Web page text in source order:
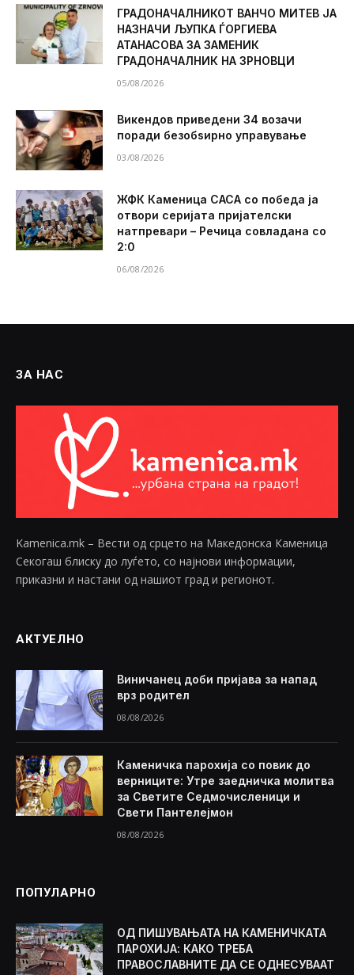
ГРАДОНАЧАЛНИКОТ ВАНЧО МИТЕВ ЈА
НАЗНАЧИ ЉУПКА ЃОРГИЕВА
АТАНАСОВА ЗА ЗАМЕНИК
ГРАДОНАЧАЛНИК НА ЗРНОВЦИ
05/08/2026
Викендов приведени 34 возачи
поради безобѕирно управување
03/08/2026
ЖФК Каменица САСА со победа ја
отвори серијата пријателски
натпревари – Речица совладана со
2:0
06/08/2026
ЗА НАС
Kamenica.mk – Вести од срцето на Македонска Каменица
Секогаш блиску до луѓето, со најнови информации,
приказни и настани од нашиот град и регионот.
АКТУЕЛНО
Виничанец доби пријава за напад
врз родител
08/08/2026
Каменичка парохија со повик до
верниците: Утре заедничка молитва
за Светите Седмочисленици и
Свети Пантелејмон
08/08/2026
ПОПУЛАРНО
ОД ПИШУВАЊАТА НА КАМЕНИЧКАТА
ПАРОХИЈА: КАКО ТРЕБА
ПРАВОСЛАВНИТЕ ДА СЕ ОДНЕСУВААТ